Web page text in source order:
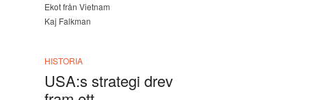
Ekot från Vietnam
Kaj Falkman
HISTORIA
USA:s strategi drev